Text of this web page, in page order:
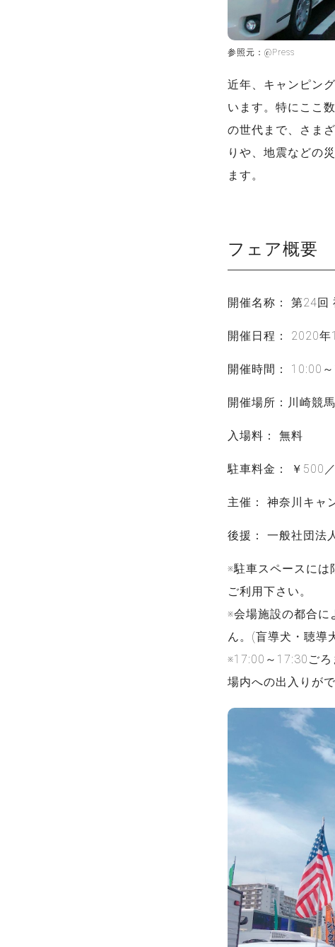
参照元：@Press
近年、キャンピン
います。特にここ
の世代まで、さま
りや、地震などの
ます。
フェア概要
開催名称： 第24
開催日程： 2020
開催時間： 10:00
開催場所：川崎競
入場料： 無料
駐車料金： ￥500
主催： 神奈川キャ
後援： 一般社団法
※駐車スペースには
ご利用下さい。
※会場施設の都合に
ん。(盲導犬・聴導
※17:00～17:30ご
場内への出入りがで